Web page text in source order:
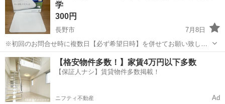
ュに柔らかいオレンジが映えた、優し...
学
300円
長野市
7月8日
※初回のお問合せ時に複数日【必ず希望日時】を併せてお願い致しま
す。遅くても16時までのお渡しとなります。 既読が付いても当方より
返信が無い場合は希望日時が書いていない為返信してない(商品説明を
読んでいないと判断)又は商談中...
長野 長野市 カーペット/マット/ラグ かっぱ寿司
【格安物件多数！】家賃4万円以下多数
【保証人ナシ】賃貸物件多数掲載！
ニフティ不動産 Ad